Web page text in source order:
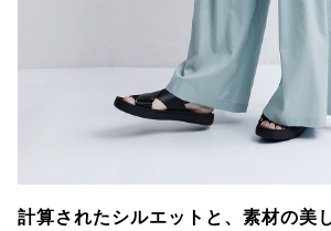
計算されたシルエットと、素材の美